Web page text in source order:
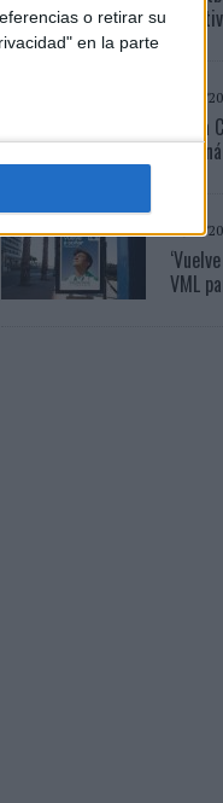
o retirar su
en la parte
05/08/
03/08/
VML